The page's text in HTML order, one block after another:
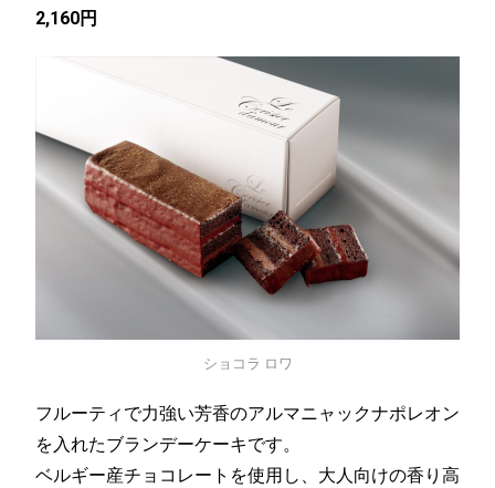
2,160円
ショコラ ロワ
フルーティで力強い芳香のアルマニャックナポレオン
を入れたブランデーケーキです。
ベルギー産チョコレートを使用し、大人向けの香り高